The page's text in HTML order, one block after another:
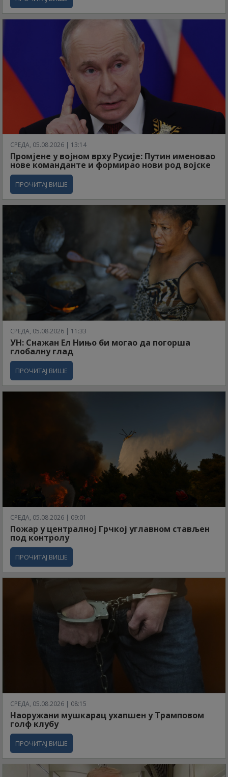
СРЕДА, 05.08.2026 | 13:14
Промјене у војном врху Русије: Путин именовао
нове команданте и формирао нови род војске
ПРОЧИТАЈ ВИШЕ
СРЕДА, 05.08.2026 | 11:33
УН: Снажан Ел Нињо би могао да погорша
глобалну глад
ПРОЧИТАЈ ВИШЕ
СРЕДА, 05.08.2026 | 09:01
Пожар у централној Грчкој углавном стављен
под контролу
ПРОЧИТАЈ ВИШЕ
СРЕДА, 05.08.2026 | 08:15
Наоружани мушкарац ухапшен у Трамповом
голф клубу
ПРОЧИТАЈ ВИШЕ